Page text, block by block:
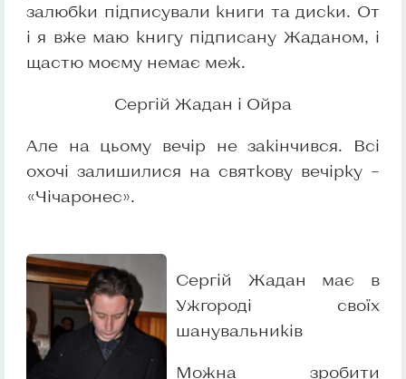
залюбки підписували книги та диски. От
і я вже маю книгу підписану Жаданом, і
щастю моєму немає меж.
Сергій Жадан і Ойра
Але на цьому вечір не закінчився. Всі
охочі залишилися на святкову вечірку –
«Чічаронес».
Сергій Жадан має в
Ужгороді своїх
шанувальників
Можна зробити